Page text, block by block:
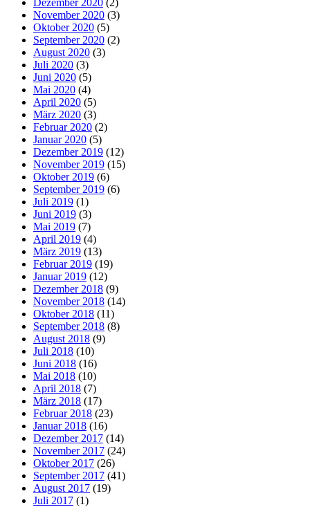
November 2020 (3)
Oktober 2020 (5)
September 2020 (2)
August 2020 (3)
Juli 2020 (3)
Juni 2020 (5)
Mai 2020 (4)
April 2020 (5)
März 2020 (3)
Februar 2020 (2)
Januar 2020 (5)
Dezember 2019 (12)
November 2019 (15)
Oktober 2019 (6)
September 2019 (6)
Juli 2019 (1)
Juni 2019 (3)
Mai 2019 (7)
April 2019 (4)
März 2019 (13)
Februar 2019 (19)
Januar 2019 (12)
Dezember 2018 (9)
November 2018 (14)
Oktober 2018 (11)
September 2018 (8)
August 2018 (9)
Juli 2018 (10)
Juni 2018 (16)
Mai 2018 (10)
April 2018 (7)
März 2018 (17)
Februar 2018 (23)
Januar 2018 (16)
Dezember 2017 (14)
November 2017 (24)
Oktober 2017 (26)
September 2017 (41)
August 2017 (19)
Juli 2017 (1)